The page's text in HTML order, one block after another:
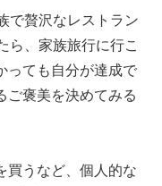
で贅沢なレストラン
ら、家族旅行に行こ
っても自分が達成で
ご褒美を決めてみる
買うなど、個人的な